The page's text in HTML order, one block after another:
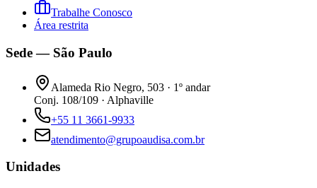
Trabalhe Conosco
Área restrita
Sede — São Paulo
Alameda Rio Negro, 503 · 1º andar
Conj. 108/109 · Alphaville
+55 11 3661-9933
atendimento@grupoaudisa.com.br
Unidades